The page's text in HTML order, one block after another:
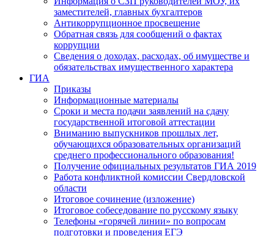
заместителей, главных бухгалтеров
Антикоррупционное просвещение
Обратная связь для сообщений о фактах
коррупции
Сведения о доходах, расходах, об имуществе и
обязательствах имущественного характера
ГИА
Приказы
Информационные материалы
Сроки и места подачи заявлений на сдачу
государственной итоговой аттестации
Вниманию выпускников прошлых лет,
обучающихся образовательных организаций
среднего профессионального образования!
Получение официальных результатов ГИА 2019
Работа конфликтной комиссии Свердловской
области
Итоговое сочинение (изложение)
Итоговое собеседование по русскому языку
Телефоны «горячей линии» по вопросам
подготовки и проведения ЕГЭ